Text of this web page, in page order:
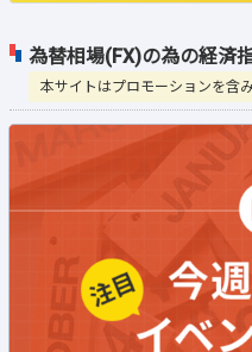
為替相場(FX)の為の経済
本サイトはプロモーションを含